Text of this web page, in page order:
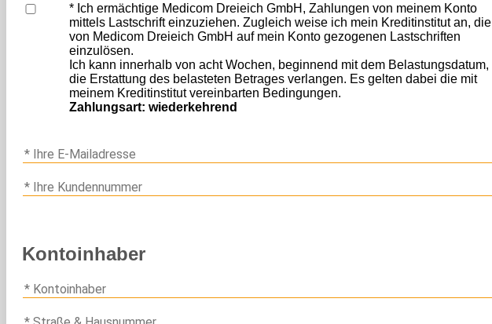
* Ich ermächtige Medicom Dreieich GmbH, Zahlungen von meinem Konto
mittels Lastschrift einzuziehen. Zugleich weise ich mein Kreditinstitut an, die
von Medicom Dreieich GmbH auf mein Konto gezogenen Lastschriften
einzulösen.
Ich kann innerhalb von acht Wochen, beginnend mit dem Belastungsdatum,
die Erstattung des belasteten Betrages verlangen. Es gelten dabei die mit
meinem Kreditinstitut vereinbarten Bedingungen.
Zahlungsart: wiederkehrend
Kontoinhaber